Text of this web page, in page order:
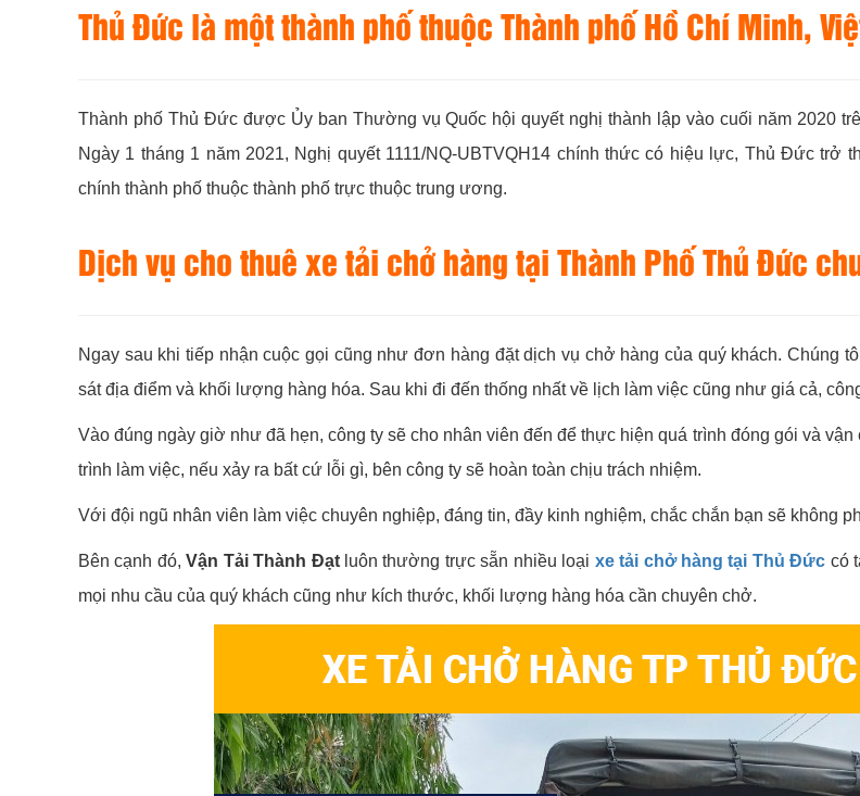
Thủ Đức là một thành phố thuộc Thành phố Hồ Chí Minh,
Thành phố Thủ Đức được Ủy ban Thường vụ Quốc hội quyết nghị thành lập vào cuối năm 2020
Ngày 1 tháng 1 năm 2021, Nghị quyết 1111/NQ-UBTVQH14 chính thức có hiệu lực, Thủ Đức trở
chính thành phố thuộc thành phố trực thuộc trung ương.
Dịch vụ cho thuê xe tải chở hàng tại Thành Phố Thủ Đức
Ngay sau khi tiếp nhận cuộc gọi cũng như đơn hàng đặt dịch vụ chở hàng của quý khách. Chúng
sát địa điểm và khối lượng hàng hóa. Sau khi đi đến thống nhất về lịch làm việc cũng như giá cả,
Vào đúng ngày giờ như đã hẹn, công ty sẽ cho nhân viên đến để thực hiện quá trình đóng gói và
trình làm việc, nếu xảy ra bất cứ lỗi gì, bên công ty sẽ hoàn toàn chịu trách nhiệm.
Với đội ngũ nhân viên làm việc chuyên nghiệp, đáng tin, đầy kinh nghiệm, chắc chắn bạn sẽ không
Bên cạnh đó,Vận Tải Thành Đạtluôn thường trực sẵn nhiều loại xe tải chở hàng tại Thủ Đức có
mọi nhu cầu của quý khách cũng như kích thước, khối lượng hàng hóa cần chuyên chở.